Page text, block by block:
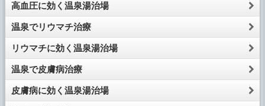
高血圧に効く温泉湯治場
温泉でリウマチ治療
リウマチに効く温泉湯治場
温泉で皮膚病治療
皮膚病に効く温泉湯治場